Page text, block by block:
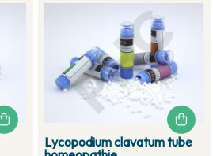
Lycopodium clavatum tube